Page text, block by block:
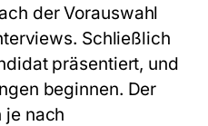
der Vorauswahl
Schließlich
präsentiert, und
beginnen. Der
je nach